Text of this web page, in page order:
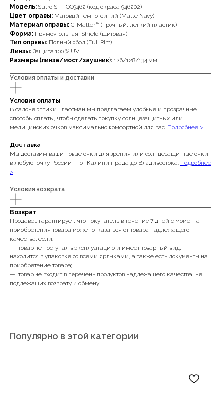
Модель: Sutro S — OO9462 (код окраса 946202)
Цвет оправы: Матовый тёмно-синий (Matte Navy)
Материал оправы: O-Matter™ (прочный, лёгкий пластик)
Форма: Прямоугольная, Shield (щитовая)
Тип оправы: Полный обод (Full Rim)
Линзы: Защита 100 % UV
Размеры (линза/мост/заушник): 126/128/134 мм
Условия оплаты и доставки
Условия оплаты
В салоне оптики Глассман мы предлагаем удобные и прозрачные
способы оплаты, чтобы сделать покупку солнцезащитных или
медицинских очков максимально комфортной для вас. Подробнее >
Доставка
Мы доставим ваши новые очки для зрения или солнцезащитные очки
в любую точку России — от Калининграда до Владивостока. Подробнее
>
Условия возврата
Возврат
Продавец гарантирует, что покупатель в течение 7 дней с момента
приобретения товара может отказаться от товара надлежащего
качества, если:
— товар не поступал в эксплуатацию и имеет товарный вид,
находится в упаковке со всеми ярлыками, а также есть документы на
приобретение товара;
— товар не входит в перечень продуктов надлежащего качества, не
подлежащих возврату и обмену.
Популярно в этой категории